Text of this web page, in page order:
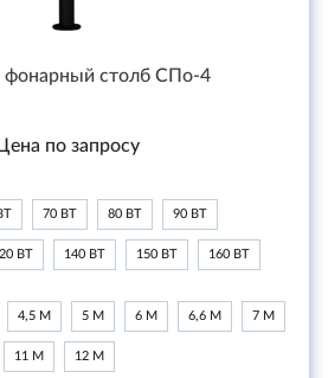
фонарный столб СПо-4
Цена по запросу
70 ВТ 80 ВТ 90 ВТ
ВТ 140 ВТ 150 ВТ 160 ВТ
4,5 М 5 М 6 М 6,6 М 7 М
11 М 12 М